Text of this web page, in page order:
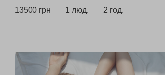
13500 грн 1 люд. 2 год.